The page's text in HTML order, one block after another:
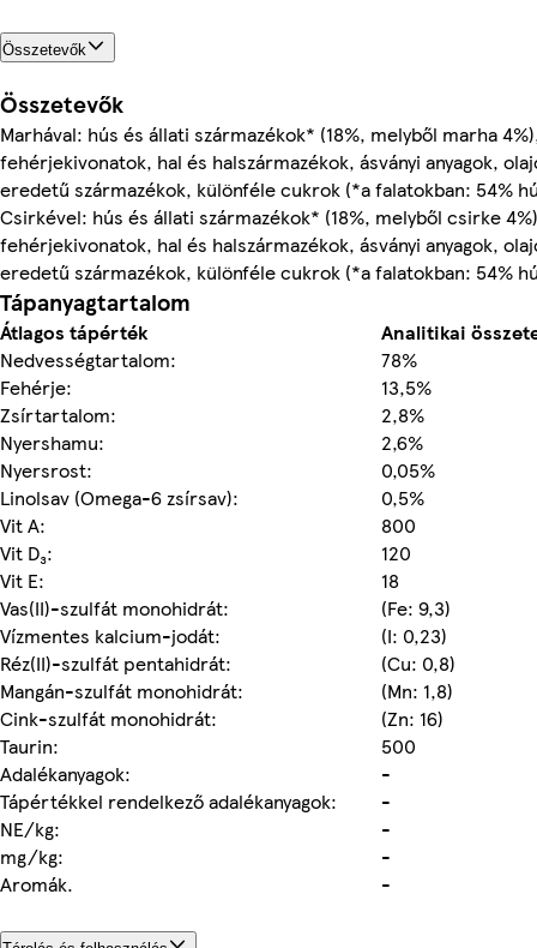
Összetevők
Összetevők
Marhával: hús és állati származékok* (18%, melyből marha
fehérjekivonatok, hal és halszármazékok, ásványi anyagok,
eredetű származékok, különféle cukrok (*a falatokban: 54%
Csirkével: hús és állati származékok* (18%, melyből csirke
fehérjekivonatok, hal és halszármazékok, ásványi anyagok,
eredetű származékok, különféle cukrok (*a falatokban: 54%
Tápanyagtartalom
Átlagos tápérték
Analitikai
Nedvességtartalom:
78%
Fehérje:
13,5%
Zsírtartalom:
2,8%
Nyershamu:
2,6%
Nyersrost:
0,05%
Linolsav (Omega-6 zsírsav):
0,5%
Vit A:
800
Vit D₃:
120
Vit E:
18
Vas(II)-szulfát monohidrát:
(Fe: 9,3)
Vízmentes kalcium-jodát:
(I: 0,23)
Réz(II)-szulfát pentahidrát:
(Cu: 0,8)
Mangán-szulfát monohidrát:
(Mn: 1,8)
Cink-szulfát monohidrát:
(Zn: 16)
Taurin:
500
Adalékanyagok:
-
Tápértékkel rendelkező adalékanyagok:
-
NE/kg:
-
mg/kg:
-
Aromák.
-